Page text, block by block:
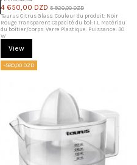
4 650,00 DZD 5 920,00 DZD
Taurus Citrus Glass. Couleur du produit: Noir
Rouge Transparent Capacité du bol: 1 L Matériau
du boîtier/corps: Verre Plastique. Puissance: 30
W
View
-580,00 DZD